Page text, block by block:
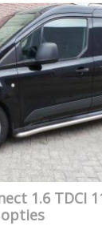
1.6 TDCI